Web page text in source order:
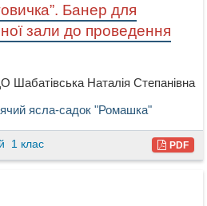
Банер для
зали до проведення
Шабатівська Наталія Степанівна
ясла-садок "Ромашка"
1 клас PDF